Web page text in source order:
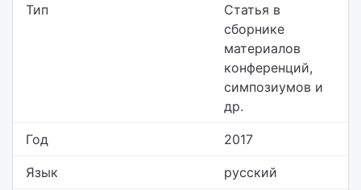
Тип
Статья в
сборнике
материалов
конференций,
симпозиумов и
др.
Год 2017
Язык русский